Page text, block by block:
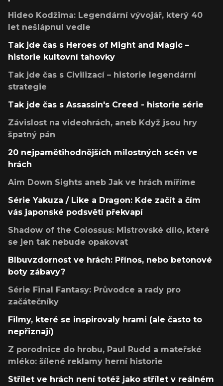
Hideo Kodžima: Legendární vývojář, který 40
let nešlápnul vedle
Tak jde čas s Heroes of Might and Magic –
historie kultovní tahovky
Tak jde čas s Civilizací – historie legendární
strategie
Tak jde čas s Assassin's Creed - historie série
Závislost na videohrách, aneb Když jsou hry
špatný pán
20 nejpamětihodnějších milostných scén ve
hrách
Aim Down Sights aneb Jak ve hrách míříme
Série Yakuza / Like a Dragon: Kde začít a čím
vás japonské podsvětí překvapí
Shadow of the Colossus: Mistrovské dílo, které
se jen tak nebude opakovat
Blbuvzdornost ve hrách: Přínos, nebo betonové
boty zábavy?
Série Final Fantasy: Průvodce a rady pro
začátečníky
Filmy, které se inspirovaly hrami (ale často to
nepřiznají)
Z porodnice do hrobu, Paul Rudd a mateřské
mléko: šílené reklamy herní historie
Střílet ve hrách není totéž jako střílet v reálném